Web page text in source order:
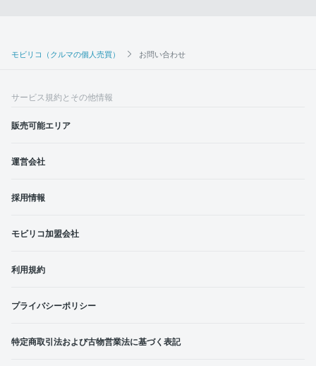
モビリコ（クルマの個人売買） お問い合わせ
サービス規約とその他情報
販売可能エリア
運営会社
採用情報
モビリコ加盟会社
利用規約
プライバシーポリシー
特定商取引法および古物営業法に基づく表記